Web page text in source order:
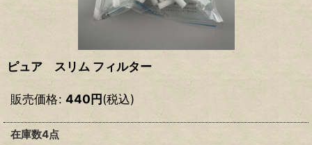
ピュア スリム フィルター
販売価格: 440円(税込)
在庫数4点